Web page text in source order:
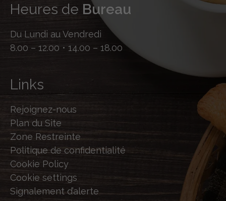
Heures de Bureau
Du Lundi au Vendredi
8.00 – 12.00 • 14.00 – 18.00
Links
Rejoignez-nous
Plan du Site
Zone Restreinte
Politique de confidentialité
Cookie Policy
Cookie settings
Signalement d’alerte